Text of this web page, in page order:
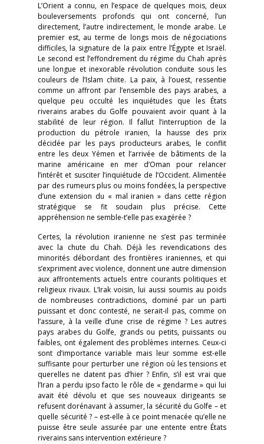
L’Orient a connu, en l’espace de quelques mois, deux
bouleversements profonds qui ont concerné, l’un
directement, l’autre indirectement, le monde arabe. Le
premier est, au terme de longs mois de négociations
difficiles, la signature de la paix entre l’Égypte et Israël.
Le second est l’effondrement du régime du Chah après
une longue et inexorable révolution conduite sous les
couleurs de l’Islam chiite. La paix, à l’ouest, ressentie
comme un affront par l’ensemble des pays arabes, a
quelque peu occulté les inquiétudes que les États
riverains arabes du Golfe pouvaient avoir quant à la
stabilité de leur région. Il fallut l’interruption de la
production du pétrole iranien, la hausse des prix
décidée par les pays producteurs arabes, le conflit
entre les deux Yémen et l’arrivée de bâtiments de la
marine américaine en mer d’Oman pour relancer
l’intérêt et susciter l’inquiétude de l’Occident. Alimentée
par des rumeurs plus ou moins fondées, la perspective
d’une extension du « mal iranien » dans cette région
stratégique se fit soudain plus précise. Cette
appréhension ne semble-t’elle pas exagérée ?
Certes, la révolution iranienne ne s’est pas terminée
avec la chute du Chah. Déjà les revendications des
minorités débordant des frontières iraniennes, et qui
s’expriment avec violence, donnent une autre dimension
aux affrontements actuels entre courants politiques et
religieux rivaux. L’Irak voisin, lui aussi soumis au poids
de nombreuses contradictions, dominé par un parti
puissant et donc contesté, ne serait-il pas, comme on
l’assure, à la veille d’une crise de régime ? Les autres
pays arabes du Golfe, grands ou petits, puissants ou
faibles, ont également des problèmes internes. Ceux-ci
sont d’importance variable mais leur somme est-elle
suffisante pour perturber une région où les tensions et
querelles ne datent pas d’hier ? Enfin, s’il est vrai que
l’Iran a perdu ipso facto le rôle de « gendarme » qui lui
avait été dévolu et que ses nouveaux dirigeants se
refusent dorénavant à assumer, la sécurité du Golfe – et
quelle sécurité ? – est-elle à ce point menacée qu’elle ne
puisse être seule assurée par une entente entre États
riverains sans intervention extérieure ?